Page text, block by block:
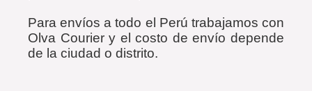
Para envíos a todo el Perú trabajamos con
Olva Courier y el costo de envío depende
de la ciudad o distrito.